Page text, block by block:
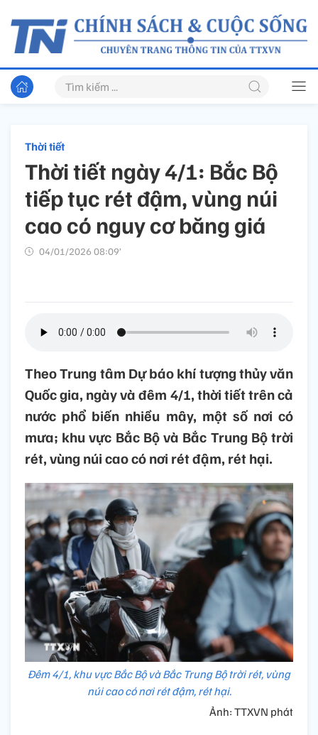
Thời tiết
Thời tiết ngày 4/1: Bắc Bộ
tiếp tục rét đậm, vùng núi
cao có nguy cơ băng giá
04/01/2026 08:09’
Theo Trung tâm Dự báo khí tượng thủy văn
Quốc gia, ngày và đêm 4/1, thời tiết trên cả
nước phổ biến nhiều mây, một số nơi có
mưa; khu vực Bắc Bộ và Bắc Trung Bộ trời
rét, vùng núi cao có nơi rét đậm, rét hại.
Đêm 4/1, khu vực Bắc Bộ và Bắc Trung Bộ trời rét, vùng
núi cao có nơi rét đậm, rét hại.
Ảnh: TTXVN phát